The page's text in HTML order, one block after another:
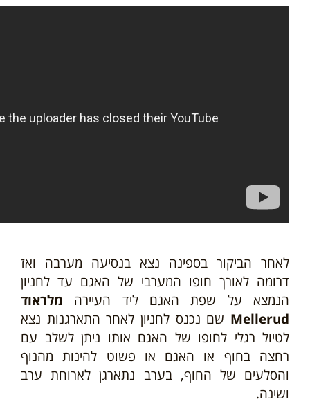
לאחר הביקור בספינה נצא בנסיעה מערבה ואז
דרומה לאורך חופו המערבי של האגם עד לחניון
הנמצא על שפת האגם ליד העיירה מלראוד
Mellerud שם נכנס לחניון לאחר התארגנות נצא
לטיול רגלי לחופו של האגם אותו ניתן לשלב עם
רחצה בחוף או האגם או פשוט להינות מהנוף
והסלעים של החוף, בערב נתארגן לארוחת ערב
ושינה.